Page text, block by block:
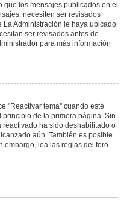
que los mensajes publicados en el
necesiten ser revisados
La Administración le haya ubicado
ser revisados antes de
para más información
"Reactivar tema" cuando esté
de la primera página. Sin
ha sido deshabilitado o
aún. También es posible
embargo, lea las reglas del foro